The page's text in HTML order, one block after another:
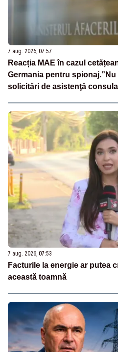
7 aug. 2026, 07:57
Reacția MAE în cazul
Germania pentru
solicitări de asistenţă
7 aug. 2026, 07:53
Facturile la energie ar putea
această toamnă